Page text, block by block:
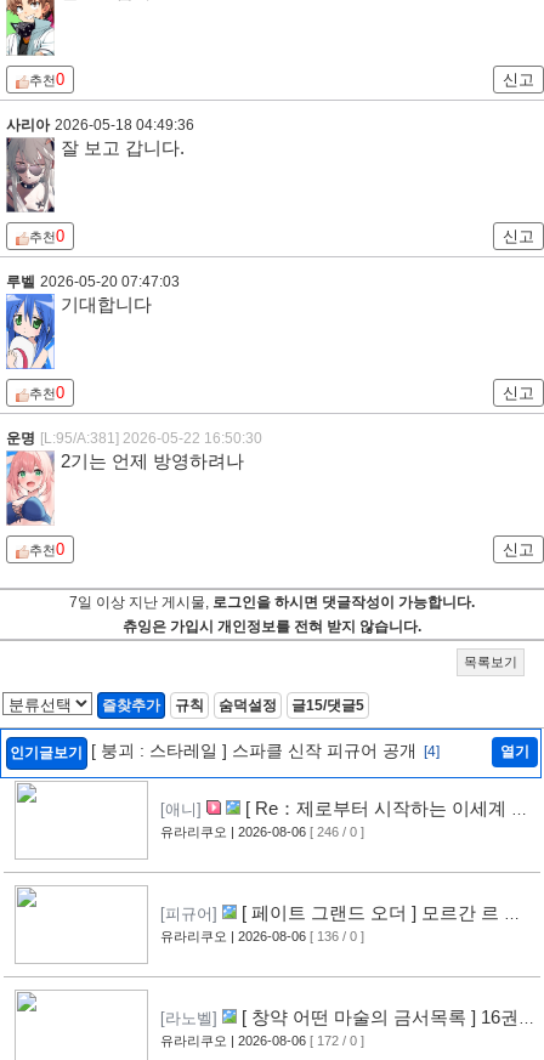
추천0 신고
사리아 2026-05-18 04:49:36
잘 보고 갑니다.
추천0 신고
루벨 2026-05-20 07:47:03
기대합니다
추천0 신고
운명 [L:95/A:381] 2026-05-22 16:50:30
2기는 언제 방영하려나
추천0 신고
7일 이상 지난 게시물, 로그인을 하시면 댓글작성이 가능합니다.
츄잉은 가입시 개인정보를 전혀 받지 않습니다.
목록보기
즐찾추가 규칙 숨덕설정 글15/댓글5
인기글보기 [ 붕괴 : 스타레일 ] 스파클 신작 피규어 공개 [4] 열기
[애니]
[ Re：제로부터 시작하는 이세계 생
활 ] 4기 탈환편 PV 영상 공개
유라리쿠오 | 2026-08-06 [ 246 / 0 ]
[피규어]
[ 페이트 그랜드 오더 ] 모르간 르 페
이 신작 피규어 공개 [2]
유라리쿠오 | 2026-08-06 [ 136 / 0 ]
[라노벨]
[ 창약 어떤 마술의 금서목록 ] 16권
표지 공개
[4]
유라리쿠오 | 2026-08-06 [ 172 / 0 ]